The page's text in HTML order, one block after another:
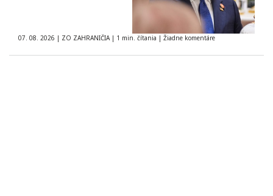
07. 08. 2026 | ZO ZAHRANIČIA | 1 min. čítania | Žiadne komentáre